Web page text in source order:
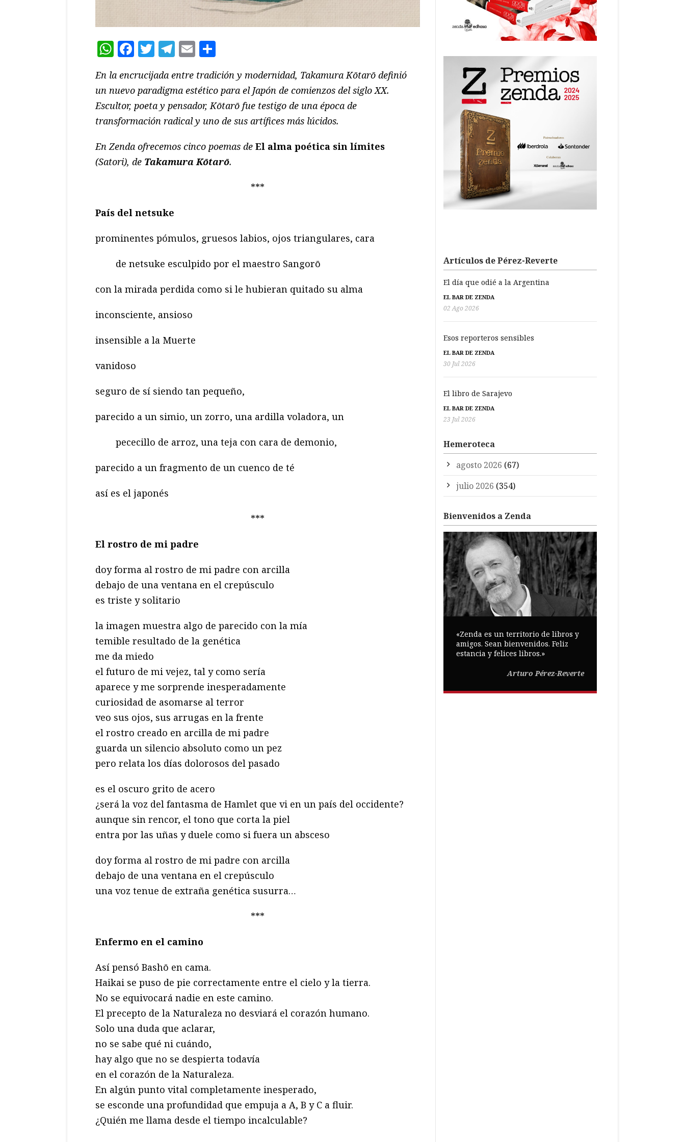
WhatsApp
Facebook
Twitter
Telegram
Email
En la encrucijada entre tradición y modernidad, Takamura Kōtarō definió
un nuevo paradigma estético para el Japón de comienzos del siglo XX.
Escultor, poeta y pensador, Kōtarō fue testigo de una época de
transformación radical y uno de sus artífices más lúcidos.
En Zenda ofrecemos cinco poemas de El alma poética sin límites
(Satori), de Takamura Kōtarō.
***
País del netsuke
prominentes pómulos, gruesos labios, ojos triangulares, cara
de netsuke esculpido por el maestro Sangorō
con la mirada perdida como si le hubieran quitado su alma
inconsciente, ansioso
insensible a la Muerte
vanidoso
seguro de sí siendo tan pequeño,
parecido a un simio, un zorro, una ardilla voladora, un
pececillo de arroz, una teja con cara de demonio,
parecido a un fragmento de un cuenco de té
así es el japonés
***
El rostro de mi padre
doy forma al rostro de mi padre con arcilla
debajo de una ventana en el crepúsculo
es triste y solitario
la imagen muestra algo de parecido con la mía
temible resultado de la genética
me da miedo
el futuro de mi vejez, tal y como sería
aparece y me sorprende inesperadamente
curiosidad de asomarse al terror
veo sus ojos, sus arrugas en la frente
el rostro creado en arcilla de mi padre
guarda un silencio absoluto como un pez
pero relata los días dolorosos del pasado
es el oscuro grito de acero
¿será la voz del fantasma de Hamlet que vi en un país del occidente?
aunque sin rencor, el tono que corta la piel
entra por las uñas y duele como si fuera un absceso
doy forma al rostro de mi padre con arcilla
debajo de una ventana en el crepúsculo
una voz tenue de extraña genética susurra…
***
Enfermo en el camino
Así pensó Bashō en cama.
Haikai se puso de pie correctamente entre el cielo y la tierra.
No se equivocará nadie en este camino.
El precepto de la Naturaleza no desviará el corazón humano.
Solo una duda que aclarar,
no se sabe qué ni cuándo,
hay algo que no se despierta todavía
en el corazón de la Naturaleza.
En algún punto vital completamente inesperado,
se esconde una profundidad que empuja a A, B y C a fluir.
¿Quién me llama desde el tiempo incalculable?
Artículos de Pérez-Reverte
El día que odié a la Argentina
EL BAR DE ZENDA
02 Ago 2026
Esos reporteros sensibles
EL BAR DE ZENDA
30 Jul 2026
El libro de Sarajevo
EL BAR DE ZENDA
23 Jul 2026
Hemeroteca
agosto 2026 (67)
julio 2026 (354)
Bienvenidos a Zenda
«Zenda es un territorio de libros y
amigos. Sean bienvenidos. Feliz
estancia y felices libros.»
Arturo Pérez-Reverte